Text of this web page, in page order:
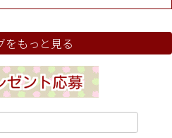
をもっと見る